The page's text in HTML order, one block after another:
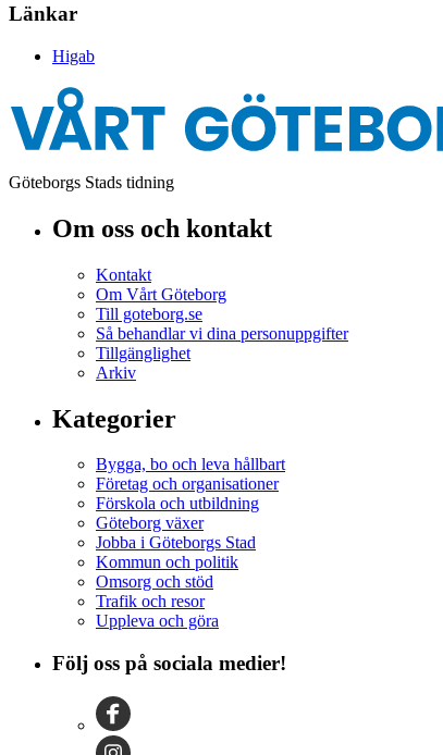
Länkar
Higab
Göteborgs Stads tidning
Om oss och kontakt
Kontakt
Om Vårt Göteborg
Till goteborg.se
Så behandlar vi dina personuppgifter
Tillgänglighet
Arkiv
Kategorier
Bygga, bo och leva hållbart
Företag och organisationer
Förskola och utbildning
Göteborg växer
Jobba i Göteborgs Stad
Kommun och politik
Omsorg och stöd
Trafik och resor
Uppleva och göra
Följ oss på sociala medier!